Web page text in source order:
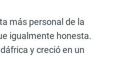
más personal de la
igualmente honesta.
y creció en un